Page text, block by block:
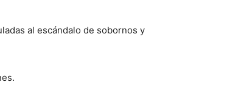
al escándalo de sobornos y